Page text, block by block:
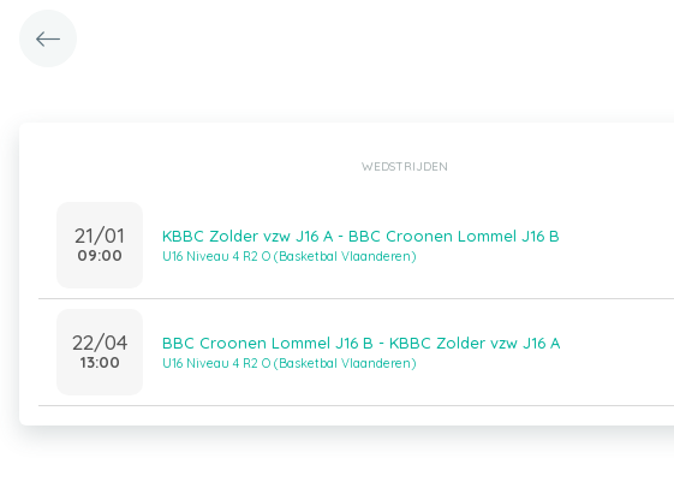
WEDSTRIJDEN
21/01
09:00
KBBC Zolder vzw J16 A - BBC Croonen Lommel J16 B
U16 Niveau 4 R2 O (Basketbal Vlaanderen)
22/04
13:00
BBC Croonen Lommel J16 B - KBBC Zolder vzw J16 A
U16 Niveau 4 R2 O (Basketbal Vlaanderen)